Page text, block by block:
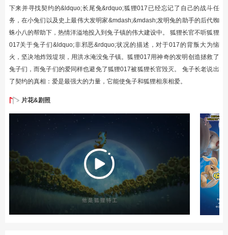
下来并寻找契约的&ldquo;长尾兔&rdquo;狐狸017已经忘记了自己的战斗任
务，在小兔们以及史上最伟大发明家&mdash;&mdash;发明兔的助手的后代蜘
蛛小八的帮助下，热情洋溢地投入到兔子镇的伟大建设中。 狐狸长官不听狐狸
017关于兔子们&ldquo;非邪恶&rdquo;状况的描述，对于017的背叛大为恼
火，坚决地炸毁堤坝，用洪水淹没兔子镇。狐狸017用神奇的发明创造拯救了
兔子们，而兔子们的爱同样也避免了狐狸017被狐狸长官毁灭。 兔子长老说出
了契约的真相：爱是最强大的力量，它能使兔子和狐狸相亲相爱。
片花&剧照